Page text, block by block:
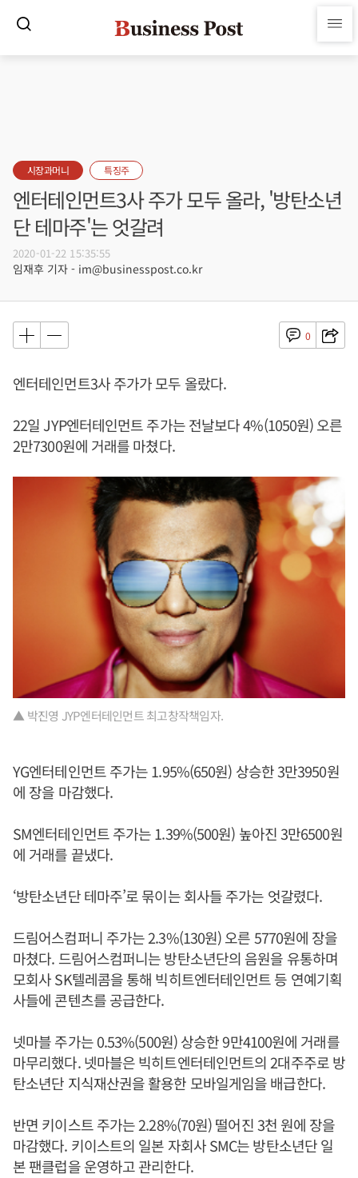
시장과머니 특징주
엔터테인먼트3사 주가 모두 올라, '방탄소년
단 테마주'는 엇갈려
2020-01-22 15:35:55
임재후 기자 - im@businesspost.co.kr
0
엔터테인먼트3사 주가가 모두 올랐다.
22일 JYP엔터테인먼트 주가는 전날보다 4%(1050원) 오른
2만7300원에 거래를 마쳤다.
▲ 박진영 JYP엔터테인먼트 최고창작책임자.
YG엔터테인먼트 주가는 1.95%(650원) 상승한 3만3950원
에 장을 마감했다.
SM엔터테인먼트 주가는 1.39%(500원) 높아진 3만6500원
에 거래를 끝냈다.
‘방탄소년단 테마주’로 묶이는 회사들 주가는 엇갈렸다.
드림어스컴퍼니 주가는 2.3%(130원) 오른 5770원에 장을
마쳤다. 드림어스컴퍼니는 방탄소년단의 음원을 유통하며
모회사 SK텔레콤을 통해 빅히트엔터테인먼트 등 연예기획
사들에 콘텐츠를 공급한다.
넷마블 주가는 0.53%(500원) 상승한 9만4100원에 거래를
마무리했다. 넷마블은 빅히트엔터테인먼트의 2대주주로 방
탄소년단 지식재산권을 활용한 모바일게임을 배급한다.
반면 키이스트 주가는 2.28%(70원) 떨어진 3천 원에 장을
마감했다. 키이스트의 일본 자회사 SMC는 방탄소년단 일
본 팬클럽을 운영하고 관리한다.